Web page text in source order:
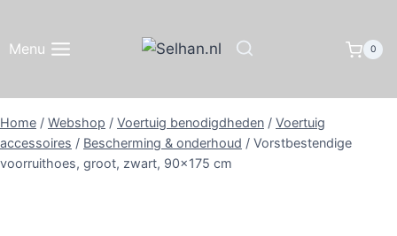
inhoud
Menu 0
Home / Webshop / Voertuig benodigdheden / Voertuig
accessoires / Bescherming & onderhoud / Vorstbestendige
voorruithoes, groot, zwart, 90×175 cm